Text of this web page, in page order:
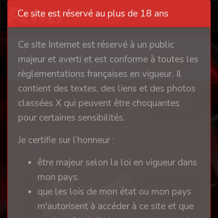
Ce site nécessite l'autorisation de cookies
pour fonctionner correctement
Accepter
Max Max3
2 Retour à l'album
Ce site est réservé au plus de 18 ans
Ce site Internet est réservé à un public
majeur et averti et est conforme à toutes les
règlementations françaises en vigueur. Il
contient des textes, des liens et des photos
classées X qui peuvent être choquantes
pour certaines sensibilités.
Je certifie sur l’honneur :
être majeur selon la loi en vigueur dans
mon pays.
que les lois de mon état ou mon pays
m'autorisent à accéder à ce site et que